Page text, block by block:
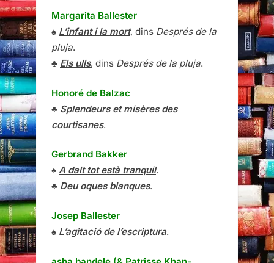
Margarita Ballester
♠ L’infant i la mort, dins Després de la
pluja.
♣ Els ulls, dins Després de la pluja.
Honoré de Balzac
♣ Splendeurs et misères des
courtisanes.
Gerbrand Bakker
♠ A dalt tot està tranquil.
♣ Deu oques blanques.
Josep Ballester
♠ L’agitació de l’escriptura.